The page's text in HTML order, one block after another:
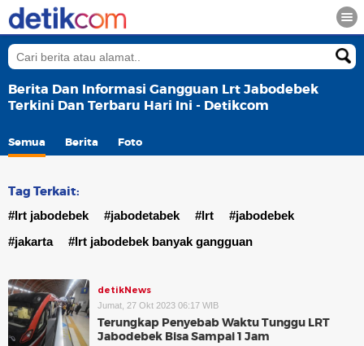
Berita Dan Informasi Gangguan Lrt Jabodebek
Terkini Dan Terbaru Hari Ini - Detikcom
Semua Berita Foto
Tag Terkait:
#lrt jabodebek #jabodetabek #lrt
#jabodebek
#jakarta
#lrt jabodebek banyak gangguan
detikNews
Jumat, 27 Okt 2023 06:17 WIB
Terungkap Penyebab Waktu Tunggu LRT
Jabodebek Bisa Sampai 1 Jam